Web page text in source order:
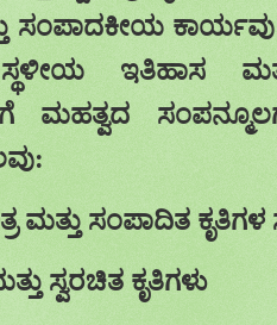
ಸಂಪಾದಕೀಯ
ಸ್ಥಳೀಯ ಇತಿಹಾಸ
ಮಹತ್ವದ
ಮತ್ತು ಸಂಪಾದಿತ ಕೃತಿಗಳ
ಸ್ವರಚಿತ ಕೃತಿಗಳು